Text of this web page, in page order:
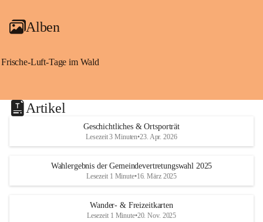
Alben
Frische-Luft-Tage im Wald
Artikel
Geschichtliches & Ortsporträt
Lesezeit 3 Minuten•23. Apr. 2026
Wahlergebnis der Gemeindevertretungswahl 2025
Lesezeit 1 Minute•16. März 2025
Wander- & Freizeitkarten
Lesezeit 1 Minute•20. Nov. 2025